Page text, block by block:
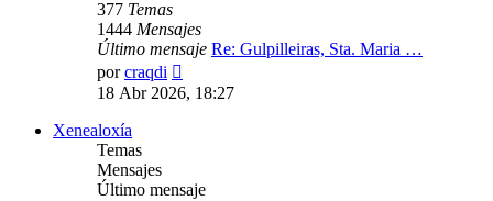
377 Temas
1444 Mensajes
Último mensaje Re: Gulpilleiras, Sta. Maria …
porcraqdi
último
18 Abr 2026, 18:27
Xenealoxía
Temas
Mensajes
Último mensaje